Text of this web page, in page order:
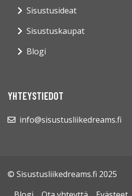
Sisustusideat
Sisustuskaupat
Blogi
YHTEYSTIEDOT
info@sisustusliikedreams.fi
© Sisustusliikedreams.fi 2025